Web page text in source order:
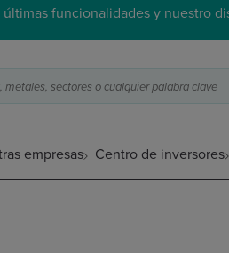
funcionalidades y nuestro
sectores o cualquier palabra clave
empresas Centro de inversores